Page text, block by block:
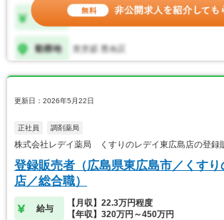
更新日：2026年5月22日
正社員 調剤薬局
株式会社レデイ薬局 くすりのレデイ東広島店の登録
登録販売者（広島県東広島市／くす
店／総合職）
給与
【月収】22.3万円程度
【年収】320万円～450万円